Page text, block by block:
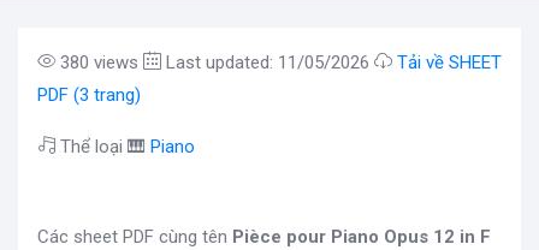
380 views Last updated: 11/05/2026
Tải về SHEET
PDF (3 trang)
Thể loại 🎹 Piano
Các sheet PDF cùng tên Pièce pour Piano Opus 12 in F